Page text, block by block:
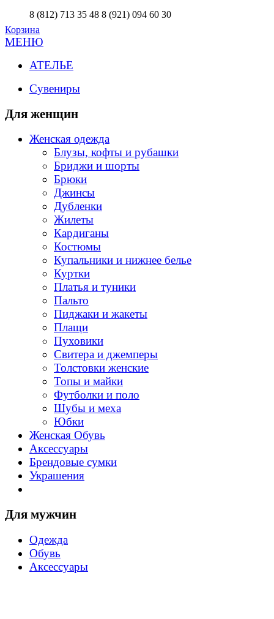
8 (812) 713 35 48 8 (921) 094 60 30
Корзина
МЕНЮ
АТЕЛЬЕ
Сувениры
Для женщин
Женская одежда
Блузы, кофты и рубашки
Бриджи и шорты
Брюки
Джинсы
Дубленки
Жилеты
Кардиганы
Костюмы
Купальники и нижнее белье
Куртки
Платья и туники
Пальто
Пиджаки и жакеты
Плащи
Пуховики
Свитера и джемперы
Толстовки женские
Топы и майки
Футболки и поло
Шубы и меха
Юбки
Женская Обувь
Аксессуары
Брендовые сумки
Украшения
Для мужчин
Одежда
Обувь
Аксессуары